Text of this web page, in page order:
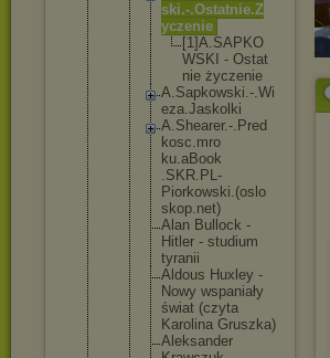
ski.-.Ostatnie.Z
yczenie
[1]A.SAPKO
WSKI - Ostat
nie życzenie
A.Sapkowski.-.Wi
eza.Jaskolki
A.Shearer.-.Pred
kosc.mro
ku.aBook
.SKR.PL-
Piorkows ki.(oslo
skop.net)
Alan Bullock -
Hitler - studium
tyranii
Aldous Huxley -
Nowy wspaniały
świat (czyta
Karolina Gruszka)
Aleksander